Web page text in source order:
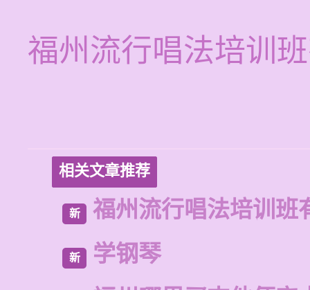
福州流行唱法培训
相关文章推荐
新 福州流行唱法培训班
新
学钢琴